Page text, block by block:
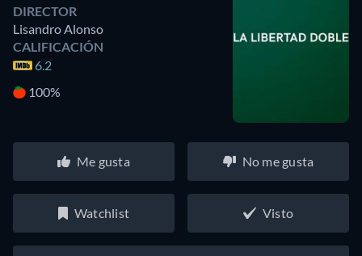
DIRECTOR
Lisandro Alonso
CALIFICACIÓN
6.2
100%
Me gusta No me gusta
Watchlist Visto